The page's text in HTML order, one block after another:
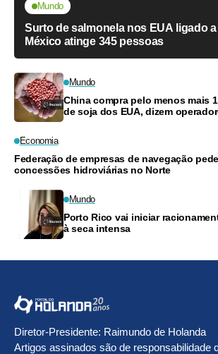
Mundo
Surto de salmonela nos EUA ligado
México atinge 345 pessoas
Mundo
China compra pelo menos mais
de soja dos EUA, dizem
Economia
Federação de empresas de navegação
concessões hidroviárias no Norte
Mundo
Porto Rico vai iniciar
à seca intensa
Diretor-Presidente: Raimundo de Holanda
Artigos assinados são de responsabilidade